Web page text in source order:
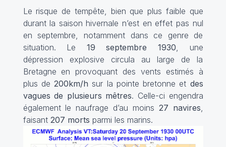
Le risque de tempête, bien que plus faible que
durant la saison hivernale n’est en effet pas nul
en septembre, notamment dans ce genre de
situation. Le 19 septembre 1930 , une
dépression explosive circula au large de la
Bretagne en provoquant des vents estimés à
plus de 200km/h sur la pointe bretonne et des
vagues de plusieurs mêtres. Celle-ci engendra
également le naufrage d’au moins 27 navires
faisant 207 morts parmi les marins.